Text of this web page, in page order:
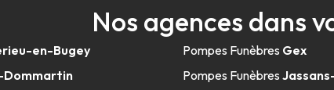
Poligny
03 84 37 14 94
Nos agences dans
en-Bugey
Dommartin
Pompes Funèbres Gex
Pompes Funèbres